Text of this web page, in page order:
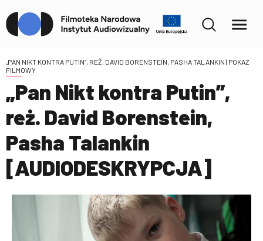
„PAN NIKT KONTRA PUTIN”, REŻ. DAVID BORENSTEIN, PASHA TALANKIN | POKAZ
FILMOWY
„Pan Nikt kontra Putin”,
reż. David Borenstein,
Pasha Talankin
[AUDIODESKRYPCJA]